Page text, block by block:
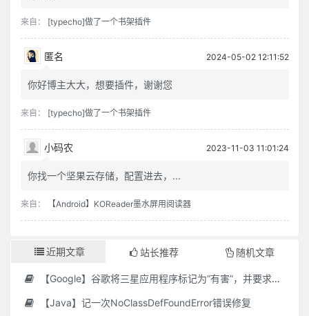
来自： [typecho]做了一个书架插件
匿名 2024-05-02 12:11:52
你好博主大大，想要插件，谢谢您
来自： [typecho]做了一个书架插件
小码农 2023-11-03 11:01:24
你找一个坚果云存储，配置进去，...
来自： 【Android】KOReader墨水屏用阅读器
近期文章 站长推荐 随机文章
【Google】谷歌将三星应用程序标记为“有害”，并要求用户删除它们
【Java】记一次NoClassDefFoundError错误修复